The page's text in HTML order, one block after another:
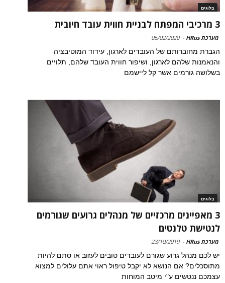
בלוגים
3 מרכיבי המפתח לבניית חווית עובד חיובית
מערכת HRus -
05/02/2020
הגברת מחוברותם של העובדים לארגון, עידוד המוטיבציה
והנאמנות שלהם לארגון, ושיפור חווית העובד שלהם, תלויים
בשלושה גורמים אשר קל ליישמם
בלוגים
3 מאפיינים מרכזיים של מנהלים גרועים שגורמים
לנטישת טלנטים
מערכת HRus -
23/10/2019
יש לכם מנהל גרוע שגורם לעובדים טובים לעזוב או סתם להיות
מתוסכלים? אם הנושא לא יקבל טיפול ראוי אתם עלולים למצוא
עצמכם ננטשים ע"י מיטב המוחות